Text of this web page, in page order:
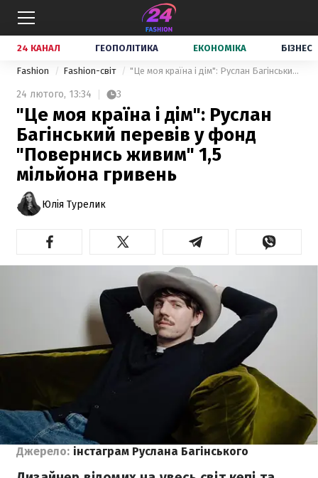
24 КАНАЛ ГЕОПОЛІТИКА ЕКОНОМІКА БІЗНЕС
Fashion Fashion-світ "Це моя країна і дім": Руслан Багінський перевів у фонд "Повернись живим" 1,5 мільйона гривень
24 лютого, 13:34 3
"Це моя країна і дім": Руслан
Багінський перевів у фонд
"Повернись живим" 1,5
мільйона гривень
Юлія Турелик
Джерело: інстаграм Руслана Багінського